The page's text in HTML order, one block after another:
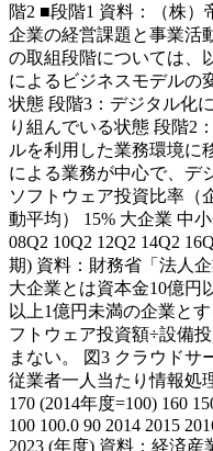
階2 ■段階1 資料：（株
企業の経営課題と事業活
の取組段階については、
によるビジネスモデルの
状態 段階3：デジタル化
り組んでいる状態 段階2
ルを利用した業務環境に
による業務が中心で、デ
ソフトウェア投資比率（
動平均） 15% 大企業 中小
08Q2 10Q2 12Q2 14Q2
期) 資料：財務省「法人
大企業とは資本金10億円
以上1億円未満の企業と
フトウェア投資額÷設備
まない。 図3 クラウドサ
従業者一人当たり情報処
170 (2014年度=100) 160
100 100.0 90 2014 2015
2023 (年度) 資料：経済